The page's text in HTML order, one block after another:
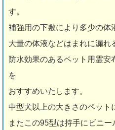
す。
補強用の下敷により多少の体
大量の体液などはまれに漏れ
防水効果のあるペット用霊安
を
おすすめいたします。
中型犬以上の大きさのペット
またこの95型は持手にビニー